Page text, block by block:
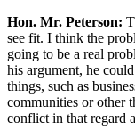
Hon. Mr. Peterson:
see fit. I think the
going to be a real
his argument, he
things, such as
communities or other
conflict in that regard